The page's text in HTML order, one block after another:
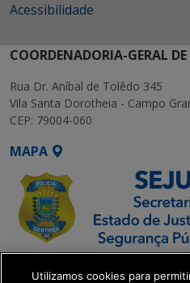
Acessibilidade
COORDENADORIA-GERAL DE
Rua Dr. Aníbal de Tolêdo 345
Vila Santa Dorotheia - Campo
CEP: 79004-060
MAPA
Utilizamos cookies para